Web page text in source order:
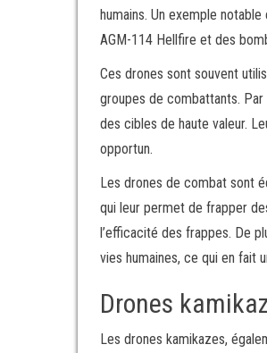
humains. Un exemple
AGM-114 Hellfire et des
Ces drones sont souvent
groupes de combattants.
des cibles de haute valeur.
opportun.
Les drones de combat sont
qui leur permet de frapper
l’efficacité des frappes. De
vies humaines, ce qui en fait
Drones
Les drones kamikazes,